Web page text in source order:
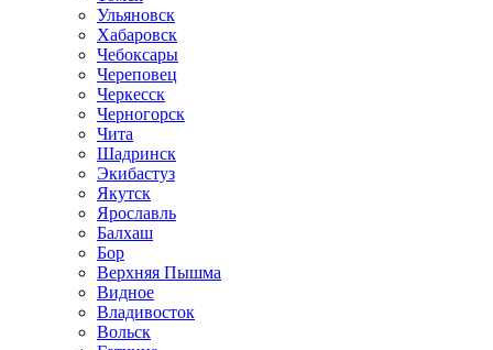
Ульяновск
Хабаровск
Чебоксары
Череповец
Черкесск
Черногорск
Чита
Шадринск
Экибастуз
Якутск
Ярославль
Балхаш
Бор
Верхняя Пышма
Видное
Владивосток
Вольск